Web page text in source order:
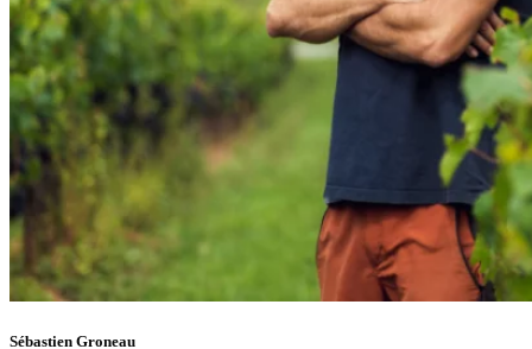
Sébastien Groneau